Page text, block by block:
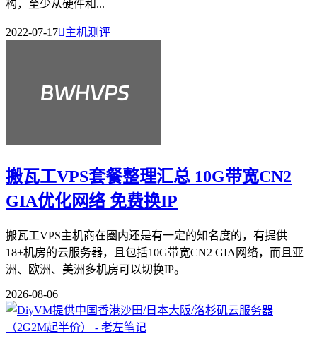
构，至少从硬件和...
2022-07-17主机测评
搬瓦工VPS套餐整理汇总 10G带宽CN2
GIA优化网络 免费换IP
搬瓦工VPS主机商在圈内还是有一定的知名度的，有提供
18+机房的云服务器，且包括10G带宽CN2 GIA网络，而且亚
洲、欧洲、美洲多机房可以切换IP。
2026-08-06